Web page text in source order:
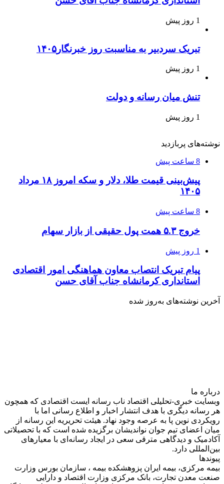
1 روز پیش
تبریک سردبیر به مناسبت روز خبرنگار۱۴۰۵
1 روز پیش
تنش میان رسانه و دولت
1 روز پیش
نوشته‌های پربازدید
8 ساعت پیش
پیش‌بینی قیمت طلا، دلار و سکه امروز ۱۸ مرداد
۱۴۰۵
8 ساعت پیش
خروج ۵.۳ همت پول حقیقی از بازار سهام
1 روز پیش
پیام تبریک انتصاب معاون هماهنگی امور اقتصادی
استانداری کرمانشاه جناب آقای حسن
آخرین نوشته‌های‌ به‌روز شده
درباره‌ ما
وبسایت خبری-تحلیلی اقتصاد ناب رسانه‌ ایست اقتصادی که همچون
هر رسانه دیگری با هدف انتشار اخبار و اطلاع رسانی اما با
رویکردی نوین پا به عرصه وجود نهاد. هیئت تحریریه این رسانه از
میان اعضای تیم جوان نواندیشان برگزیده شده است که با تحصیلاتی
آکادمیک و دیدگاهی‌ مترقی سعی در ایجاد رسانه‌ای با معیار‌های
بین‌المللی دارد.
پیوندها
بیمه مرکزی، بیمه ایران پزوهشکده بیمه ، سازمان بورس وزارت
صنعت معدن تجارت، بانک مرکزی وزارت اقتصاد و دارایی